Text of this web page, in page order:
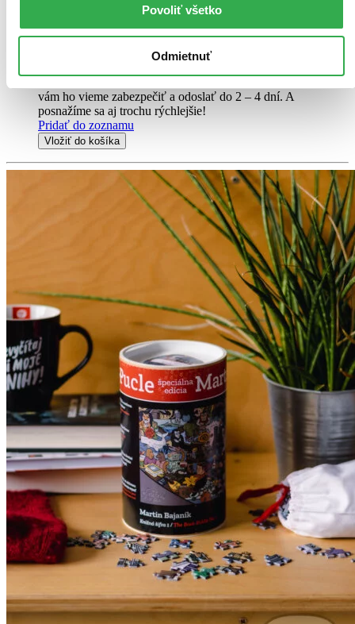
Povoliť všetko
Odmietnuť
dekorace pomocí předem nařezaných kartonových dílků puzzle...
Puzzle
vám ho vieme zabezpečiť a odoslať do 2 – 4 dní. A
posnažíme sa aj trochu rýchlejšie!
Pridať do zoznamu
Vložiť do košíka